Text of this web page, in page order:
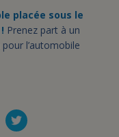
placée sous le
Prenez part à un
l’automobile